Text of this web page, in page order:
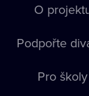
O
Podpořte
Pro školy